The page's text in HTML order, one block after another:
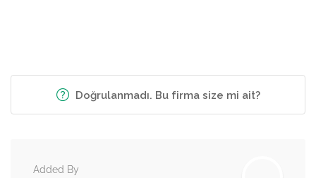
Doğrulanmadı. Bu firma size mi ait?
Added By